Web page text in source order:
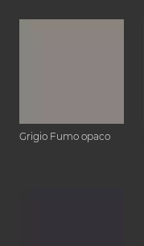
Grigio Fumo opaco